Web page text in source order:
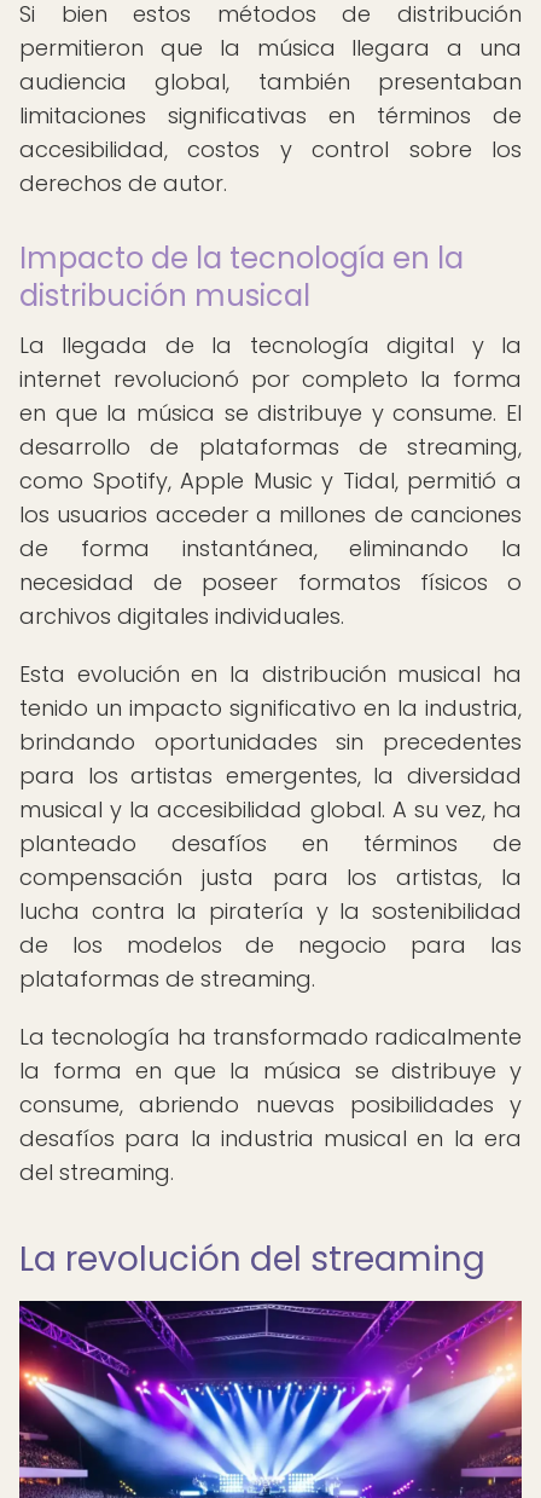
Si bien estos métodos de distribución
permitieron que la música llegara a una
audiencia global, también presentaban
limitaciones significativas en términos de
accesibilidad, costos y control sobre los
derechos de autor.
Impacto de la tecnología en la
distribución musical
La llegada de la tecnología digital y la
internet revolucionó por completo la forma
en que la música se distribuye y consume. El
desarrollo de plataformas de streaming,
como Spotify, Apple Music y Tidal, permitió a
los usuarios acceder a millones de canciones
de forma instantánea, eliminando la
necesidad de poseer formatos físicos o
archivos digitales individuales.
Esta evolución en la distribución musical ha
tenido un impacto significativo en la industria,
brindando oportunidades sin precedentes
para los artistas emergentes, la diversidad
musical y la accesibilidad global. A su vez, ha
planteado desafíos en términos de
compensación justa para los artistas, la
lucha contra la piratería y la sostenibilidad
de los modelos de negocio para las
plataformas de streaming.
La tecnología ha transformado radicalmente
la forma en que la música se distribuye y
consume, abriendo nuevas posibilidades y
desafíos para la industria musical en la era
del streaming.
La revolución del streaming